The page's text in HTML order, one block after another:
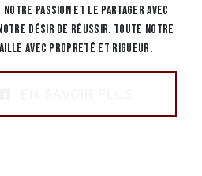
passion et le partager avec
désir de réussir. Toute notre
avec propreté et rigueur.